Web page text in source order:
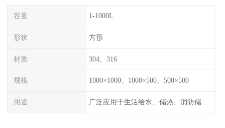
容量 1-1000L
形状 方形
材质 304、316
规格 1000×1000、1000×500、500×500
用途 广泛应用于生活给水、储热、消防储水、工业储水、膨胀水箱等系统。